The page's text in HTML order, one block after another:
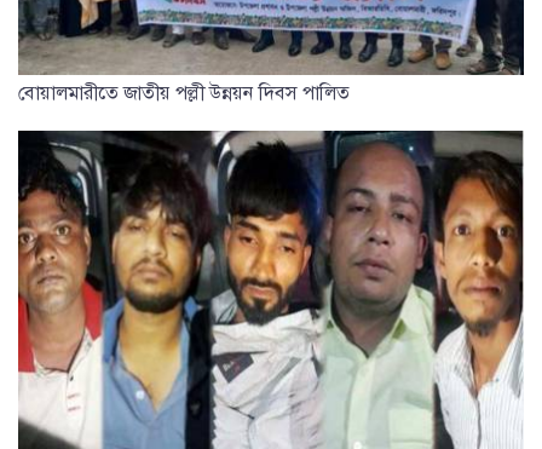
বোয়ালমারীতে জাতীয় পল্লী উন্নয়ন দিবস পালিত